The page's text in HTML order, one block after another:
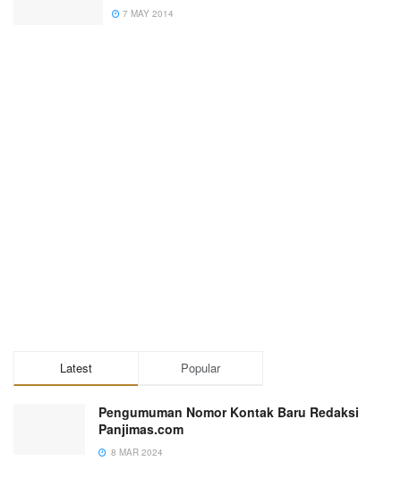
7 MAY 2014
Latest Popular
Pengumuman Nomor Kontak Baru Redaksi
Panjimas.com
8 MAR 2024